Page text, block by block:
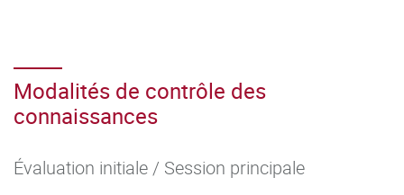
Modalités de contrôle des
connaissances
Évaluation initiale / Session principale